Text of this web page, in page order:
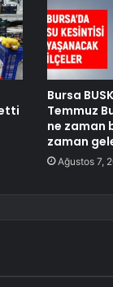
Bursa
Temmuz
ne zaman
zaman
Ağustos 7,